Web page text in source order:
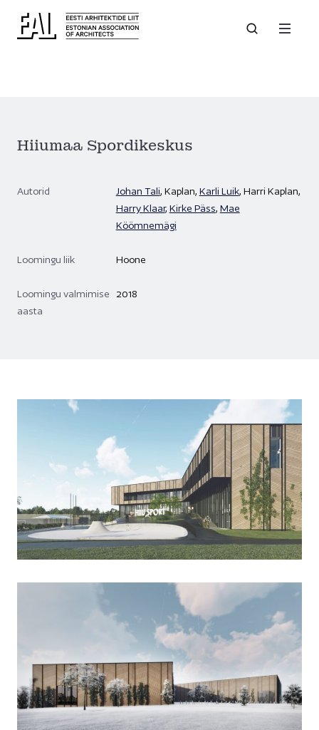
Hiiumaa Spordikeskus
Autorid Johan Tali, Kaplan, Karli Luik, Harri Kaplan,
Harry Klaar, Kirke Päss, Mae
Köömnemägi
Loomingu liik Hoone
Loomingu valmimise
aasta
2018